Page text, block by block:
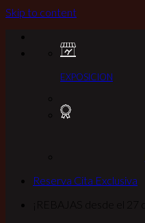
Skip to content
EXPOSICION
Reserva Cita Exclusiva